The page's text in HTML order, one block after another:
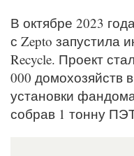
В октябре 2023
с Zepto запустила
Recycle. Проект
000 домохозяйств
установки
собрав 1 тонну